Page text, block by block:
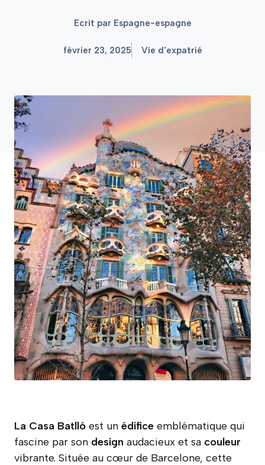
Ecrit par Espagne-espagne
février 23, 2025 Vie d'expatrié
La Casa Batlló est un édifice emblématique qui
fascine par son design audacieux et sa couleur
vibrante. Située au cœur de Barcelone, cette